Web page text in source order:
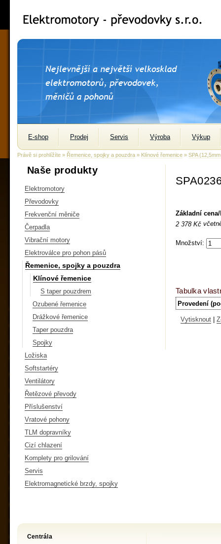
E-shop Prodej Servis Výroba Výkup
Právě si prohlížíte » Řemenice, spojky a pouzdra » Klínové řemenice » SPA
Naše produkty
Elektromotory
Převodovky
Frekvenční měniče
Čerpadla
Vibrační motory
Elektroválce pro pohon pásů
Řemenice, spojky a pouzdra
Klínové řemenice
S taper pouzdrem
Ozubené řemenice
Drážkové řemenice
Taper pouzdra
Spojky
Ložiska
Softstartéry
Ventilátory
Řetězové převody
Příslušenství
Vratové pohony
TLM dopravníky
Cizí chlazení
Komplety pro grilování
Servis
Elektromagnetické brzdy, spojky
Základní
2 378 Kč
Množství:
Tabulka
Provedení
Vytisknout
Centrála